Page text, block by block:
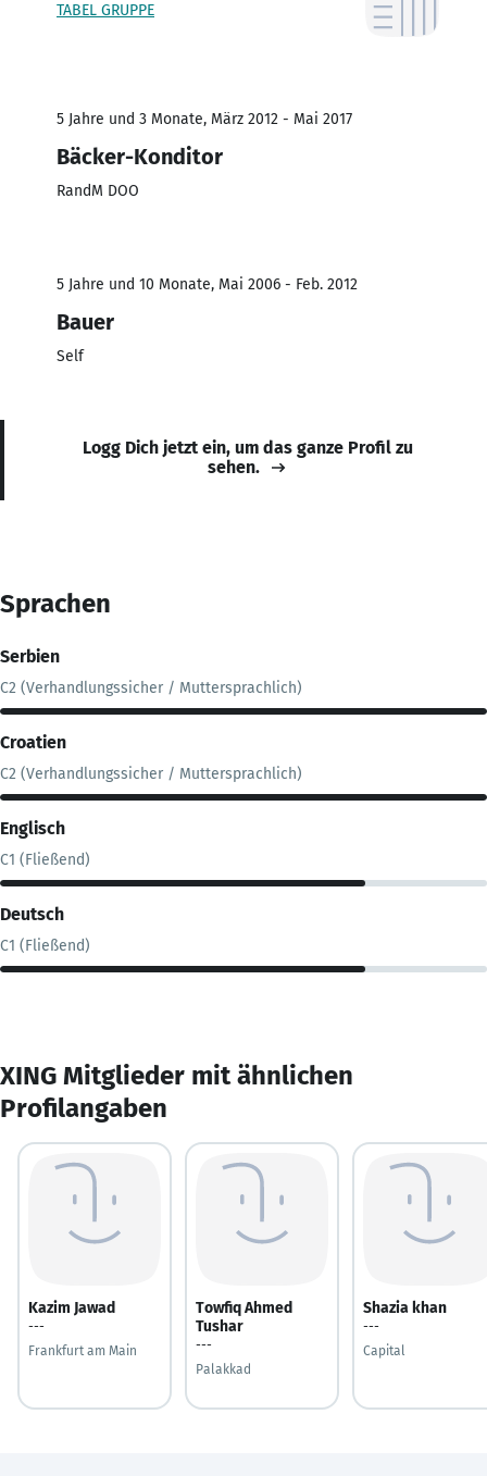
TABEL GRUPPE
5 Jahre und 3 Monate, März 2012 - Mai 2017
Bäcker-Konditor
RandM DOO
5 Jahre und 10 Monate, Mai 2006 - Feb. 2012
Bauer
Self
Logg Dich jetzt ein, um das ganze Profil zu
sehen.
Sprachen
Serbien
C2 (Verhandlungssicher / Muttersprachlich)
Croatien
C2 (Verhandlungssicher / Muttersprachlich)
Englisch
C1 (Fließend)
Deutsch
C1 (Fließend)
XING Mitglieder mit ähnlichen
Profilangaben
Kazim Jawad
---
Frankfurt am Main
Towfiq Ahmed
Tushar
---
Palakkad
Shazia khan
---
Capital